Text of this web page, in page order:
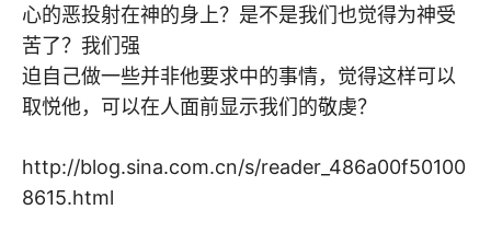
心的恶投射在神的身上？是不是我们也觉得为神受
苦了？我们强
迫自己做一些并非他要求中的事情，觉得这样可以
取悦他，可以在人面前显示我们的敬虔？
http://blog.sina.com.cn/s/reader_486a00f50100
8615.html